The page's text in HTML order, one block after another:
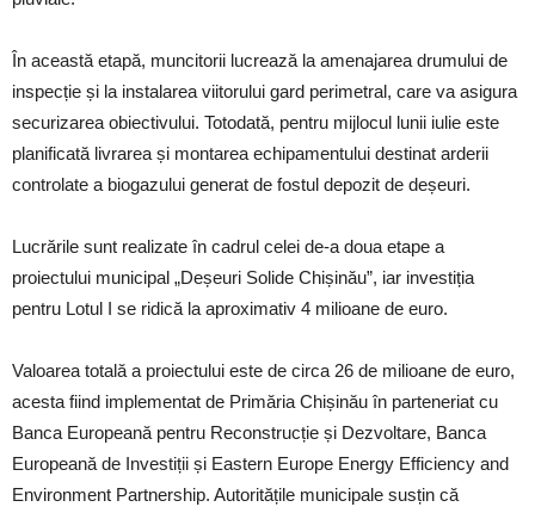
În această etapă, muncitorii lucrează la amenajarea drumului de
inspecție și la instalarea viitorului gard perimetral, care va asigura
securizarea obiectivului. Totodată, pentru mijlocul lunii iulie este
planificată livrarea și montarea echipamentului destinat arderii
controlate a biogazului generat de fostul depozit de deșeuri.
Lucrările sunt realizate în cadrul celei de-a doua etape a
proiectului municipal „Deșeuri Solide Chișinău”, iar investiția
pentru Lotul I se ridică la aproximativ 4 milioane de euro.
Valoarea totală a proiectului este de circa 26 de milioane de euro,
acesta fiind implementat de Primăria Chișinău în parteneriat cu
Banca Europeană pentru Reconstrucție și Dezvoltare, Banca
Europeană de Investiții și Eastern Europe Energy Efficiency and
Environment Partnership. Autoritățile municipale susțin că